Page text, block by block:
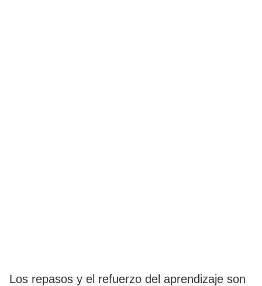
Los repasos y el refuerzo del aprendizaje son